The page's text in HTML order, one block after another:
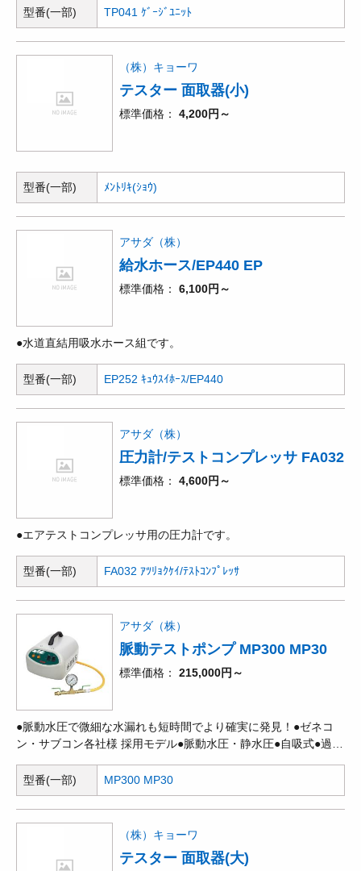
型番(一部) TP041 ｹﾞｰｼﾞﾕﾆｯﾄ
（株）キョーワ
テスター 面取器(小)
標準価格 4,200円～
型番(一部) ﾒﾝﾄﾘｷ(ｼｮｳ)
アサダ（株）
給水ホース/EP440 EP
標準価格 6,100円～
●水道直結用吸水ホース組です。
型番(一部) EP252 ｷｭｳｽｲﾎｰｽ/EP440
アサダ（株）
圧力計/テストコンプレッサ FA032
標準価格 4,600円～
●エアテストコンプレッサ用の圧力計です。
型番(一部) FA032 ｱﾂﾘｮｸｹｲ/ﾃｽﾄｺﾝﾌﾟﾚｯｻ
アサダ（株）
脈動テストポンプ MP300 MP30
標準価格 215,000円～
●脈動水圧で微細な水漏れも短時間でより確実に発見！●ゼネコ
ン・サブコン各社様 採用モデル●脈動水圧・静水圧●自吸式●過負
型番(一部)
MP300 MP30
（株）キョーワ
テスター 面取器(大)